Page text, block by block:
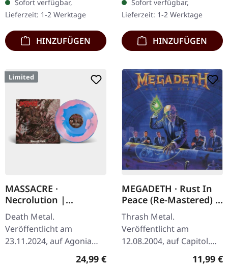
Splatter, limitiert auf 300
Stück im…
Sofort verfügbar,
Lieferzeit: 1-2 Werktage
HINZUFÜGEN
kehren mit ihrem bisher
brutalsten Werk zurück -
…
Sofort verfügbar,
Lieferzeit: 1-2 Werktage
HINZUFÜGEN
Limited
MASSACRE ·
Necrolution |
PINK/BLUE COLOR IN
COLOR LP
Death Metal.
Veröffentlicht am
23.11.2024, auf Agonia
Records. Pink/Blau VinylRegulärer Preis:
24,99 €
MEGADETH · Rust In
Peace (Re-Mastered) |
CD
Thrash Metal.
Veröffentlicht am
12.08.2004, auf Capitol.
CD im Jewelcase, neu11,99 €